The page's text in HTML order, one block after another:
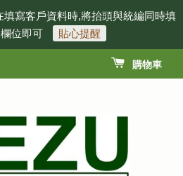
寫客戶資料時,將抬頭與統編同時填
位即可
貼心提醒
購物車